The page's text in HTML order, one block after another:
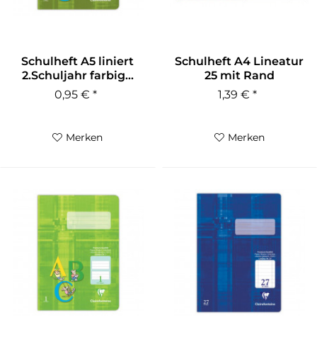
Schulheft A5 liniert
2.Schuljahr farbig...
0,95 € *
Merken
Schulheft A4 Lineatur
25 mit Rand
Clairefontaine
1,39 € *
Merken